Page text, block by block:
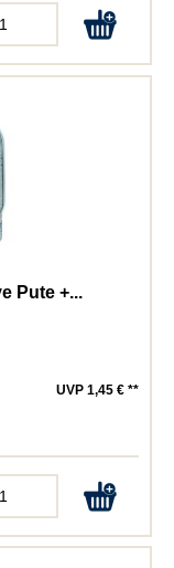
Pute +...
UVP 1,45 € **